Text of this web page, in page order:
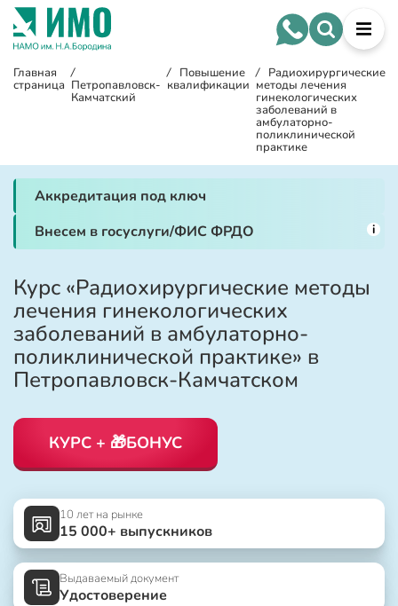
Главная
страница
/
Петропавловск-
Камчатский
/ Повышение
квалификации
/ Радиохирургические
методы лечения
гинекологических
заболеваний в
амбулаторно-
поликлинической
практике
Аккредитация под ключ
Внесем в госуслуги/ФИС ФРДО
i
Курс «Радиохирургические методы
лечения гинекологических
заболеваний в амбулаторно-
поликлинической практике» в
Петропавловск-Камчатском
КУРС + 🎁БОНУС
10 лет на рынке
15 000+ выпускников
Выдаваемый документ
Удостоверение